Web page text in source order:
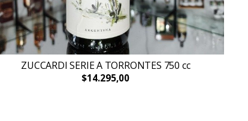
ZUCCARDI SERIE A TORRONTES 750 cc
$14.295,00